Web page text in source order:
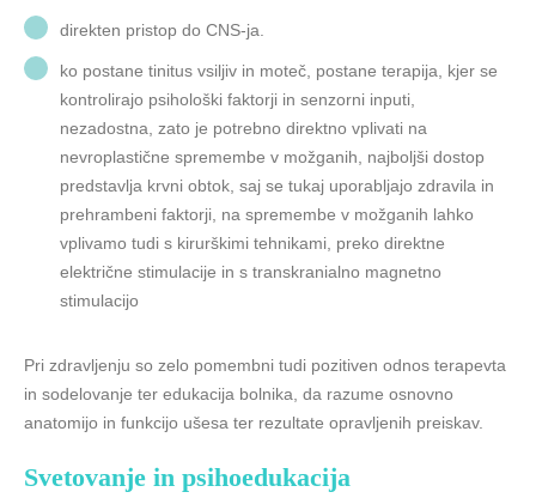
direkten pristop do CNS-ja.
ko postane tinitus vsiljiv in moteč, postane terapija, kjer se
kontrolirajo psihološki faktorji in senzorni inputi,
nezadostna, zato je potrebno direktno vplivati na
nevroplastične spremembe v možganih, najboljši dostop
predstavlja krvni obtok, saj se tukaj uporabljajo zdravila in
prehrambeni faktorji, na spremembe v možganih lahko
vplivamo tudi s kirurškimi tehnikami, preko direktne
električne stimulacije in s transkranialno magnetno
stimulacijo
Pri zdravljenju so zelo pomembni tudi pozitiven odnos terapevta
in sodelovanje ter edukacija bolnika, da razume osnovno
anatomijo in funkcijo ušesa ter rezultate opravljenih preiskav.
Svetovanje in psihoedukacija